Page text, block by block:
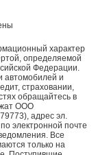
характер
определяемой
Федерации.
автомобилей и
страховании,
обращайтесь в
ООО
адрес эл.
электронной почте
Все
только на